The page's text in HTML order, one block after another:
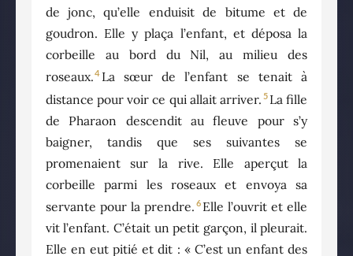
de jonc, qu’elle enduisit de bitume et de
goudron. Elle y plaça l’enfant, et déposa la
corbeille au bord du Nil, au milieu des
roseaux.4 La sœur de l’enfant se tenait à
distance pour voir ce qui allait arriver. 5 La fille
de Pharaon descendit au fleuve pour s’y
baigner, tandis que ses suivantes se
promenaient sur la rive. Elle aperçut la
corbeille parmi les roseaux et envoya sa
servante pour la prendre. 6 Elle l’ouvrit et elle
vit l’enfant. C’était un petit garçon, il pleurait.
Elle en eut pitié et dit : « C’est un enfant des